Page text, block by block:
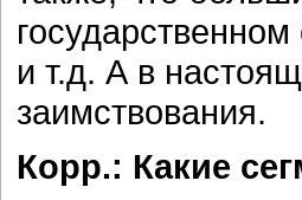
и т.д. А в
заимствования.
Корр.: Какие